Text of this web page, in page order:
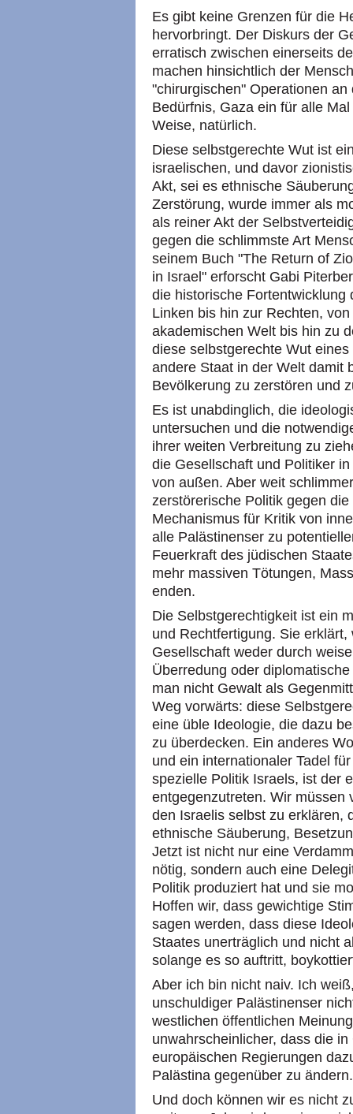
Es gibt keine Grenzen für die
hervorbringt. Der Diskurs der
erratisch zwischen einerseits
machen hinsichtlich der
"chirurgischen" Operationen
Bedürfnis, Gaza ein für alle
Weise, natürlich.
Diese selbstgerechte Wut ist
israelischen, und davor
Akt, sei es ethnische
Zerstörung, wurde immer als
als reiner Akt der
gegen die schlimmste Art
seinem Buch "The Return of
in Israel" erforscht Gabi
die historische Fortentwicklung
Linken bis hin zur Rechten,
akademischen Welt bis hin zu
diese selbstgerechte Wut
andere Staat in der Welt damit
Bevölkerung zu zerstören und
Es ist unabdinglich, die
untersuchen und die
ihrer weiten Verbreitung zu
die Gesellschaft und Politiker
von außen. Aber weit
zerstörerische Politik gegen
Mechanismus für Kritik von
alle Palästinenser zu
Feuerkraft des jüdischen
mehr massiven Tötungen,
enden.
Die Selbstgerechtigkeit ist ein
und Rechtfertigung. Sie
Gesellschaft weder durch
Überredung oder
man nicht Gewalt als
Weg vorwärts: diese
eine üble Ideologie, die dazu
zu überdecken. Ein anderes
und ein internationaler Tadel
spezielle Politik Israels, ist der
entgegenzutreten. Wir müssen
den Israelis selbst zu erklären,
ethnische Säuberung,
Jetzt ist nicht nur eine
nötig, sondern auch eine
Politik produziert hat und sie
Hoffen wir, dass gewichtige
sagen werden, dass diese
Staates unerträglich und nicht
solange es so auftritt,
Aber ich bin nicht naiv. Ich
unschuldiger Palästinenser
westlichen öffentlichen
unwahrscheinlicher, dass die
europäischen Regierungen
Palästina gegenüber zu ändern.
Und doch können wir es nicht